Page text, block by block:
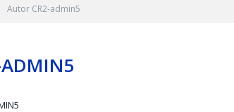
Autor CR2-admin5